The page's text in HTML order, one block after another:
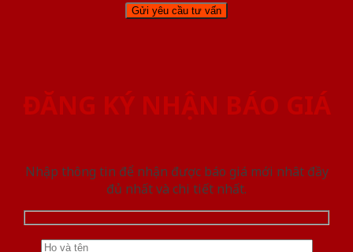
ĐĂNG KÝ NHẬN BÁO GIÁ
Nhập thông tin để nhận được báo giá mới nhât đầy
đủ nhất và chi tiết nhất.